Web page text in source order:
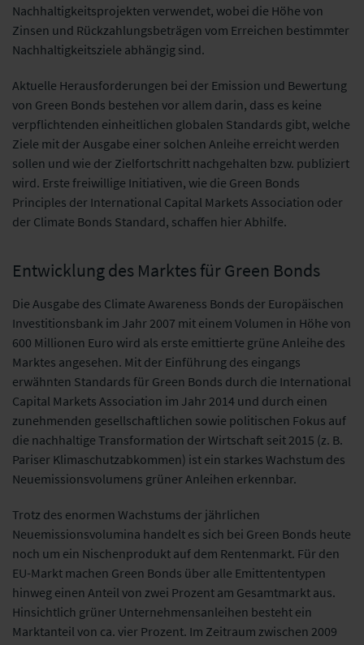
Nachhaltigkeitsprojekten verwendet, wobei die Höhe von
Zinsen und Rückzahlungsbeträgen vom Erreichen bestimmter
Nachhaltigkeitsziele abhängig sind.
Aktuelle Herausforderungen bei der Emission und Bewertung
von Green Bonds bestehen vor allem darin, dass es keine
verpflichtenden einheitlichen globalen Standards gibt, welche
Ziele mit der Ausgabe einer solchen Anleihe erreicht werden
sollen und wie der Zielfortschritt nachgehalten bzw. publiziert
wird. Erste freiwillige Initiativen, wie die Green Bonds
Principles der International Capital Markets Association oder
der Climate Bonds Standard, schaffen hier Abhilfe.
Entwicklung des Marktes für Green Bonds
Die Ausgabe des Climate Awareness Bonds der Europäischen
Investitionsbank im Jahr 2007 mit einem Volumen in Höhe von
600 Millionen Euro wird als erste emittierte grüne Anleihe des
Marktes angesehen. Mit der Einführung des eingangs
erwähnten Standards für Green Bonds durch die International
Capital Markets Association im Jahr 2014 und durch einen
zunehmenden gesellschaftlichen sowie politischen Fokus auf
die nachhaltige Transformation der Wirtschaft seit 2015 (z. B.
Pariser Klimaschutzabkommen) ist ein starkes Wachstum des
Neuemissionsvolumens grüner Anleihen erkennbar.
Trotz des enormen Wachstums der jährlichen
Neuemissionsvolumina handelt es sich bei Green Bonds heute
noch um ein Nischenprodukt auf dem Rentenmarkt. Für den
EU-Markt machen Green Bonds über alle Emittententypen
hinweg einen Anteil von zwei Prozent am Gesamtmarkt aus.
Hinsichtlich grüner Unternehmensanleihen besteht ein
Marktanteil von ca. vier Prozent. Im Zeitraum zwischen 2009